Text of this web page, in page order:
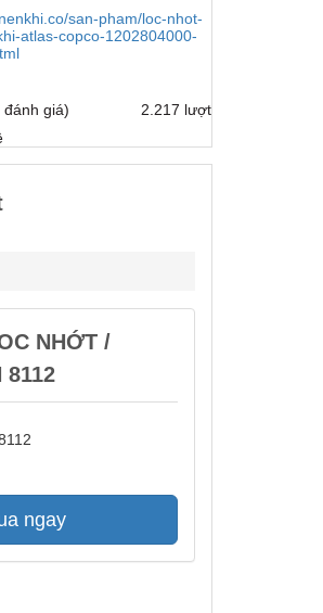
san-pham/loc-nhot-
atlas-copco-1202804000-
đánh giá)
2.217 lượt
NHỚT /
8112
ngay